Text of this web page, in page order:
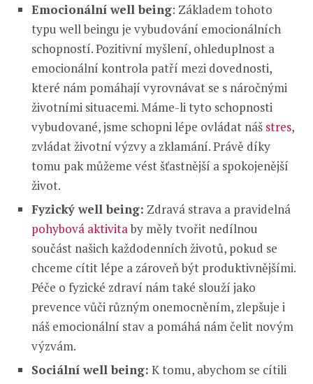
Emocionální well being: Základem tohoto
typu well beingu je vybudování emocionálních
schopností. Pozitivní myšlení, ohleduplnost a
emocionální kontrola patří mezi dovednosti,
které nám pomáhají vyrovnávat se s náročnými
životními situacemi. Máme-li tyto schopnosti
vybudované, jsme schopni lépe ovládat náš stres,
zvládat životní výzvy a zklamání. Právě díky
tomu pak můžeme vést šťastnější a spokojenější
život.
Fyzický well being: Zdravá strava a pravidelná
pohybová aktivitaby měly tvořit nedílnou
součást našich každodenních životů, pokud se
chceme cítit lépe a zároveň být produktivnějšími.
Péče o fyzické zdraví nám také slouží jako
prevence vůči různým onemocněním, zlepšuje i
náš emocionální stav a pomáhá nám čelit novým
výzvám.
Sociální well being: K tomu, abychom se cítili